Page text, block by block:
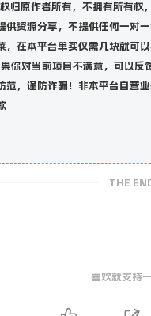
归原作者所有，不拥有所有权
资源分享，不提供任何一对
在本平台单买仅需几块就可
你对当前项目不满意，可以反
，谨防诈骗！非本平台自营业
THE
喜欢就支持